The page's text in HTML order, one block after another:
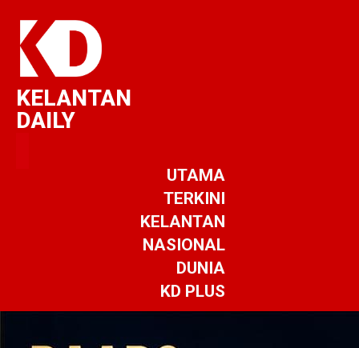
KELANTAN
DAILY
UTAMA
TERKINI
KELANTAN
NASIONAL
DUNIA
KD PLUS